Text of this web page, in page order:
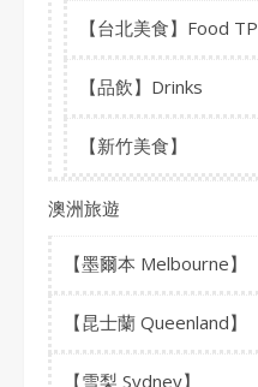
【台北美食】Food TP
【品飲】Drinks
【新竹美食】
澳洲旅遊
【墨爾本 Melbourne】
【昆士蘭 Queenland】
【雪梨 Sydney】